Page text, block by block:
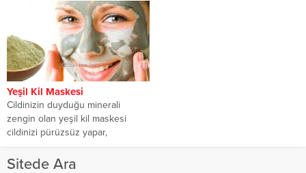
Sitede Ara
Yeşil Kil Maskesi
Cildinizin duyduğu minerali
zengin olan yeşil kil maskesi
cildinizi pürüzsüz yapar,
yumuşatabilmek içinde...